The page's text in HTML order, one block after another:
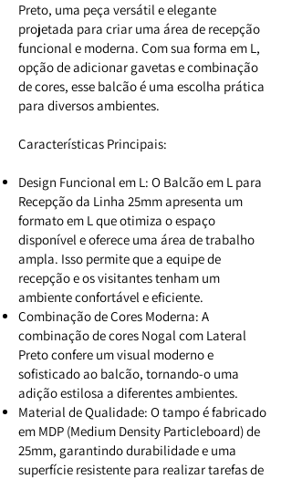
Preto, uma peça versátil e elegante
projetada para criar uma área de recepção
funcional e moderna. Com sua forma em L,
opção de adicionar gavetas e combinação
de cores, esse balcão é uma escolha prática
para diversos ambientes.
Características Principais:
Design Funcional em L: O Balcão em L para
Recepção da Linha 25mm apresenta um
formato em L que otimiza o espaço
disponível e oferece uma área de trabalho
ampla. Isso permite que a equipe de
recepção e os visitantes tenham um
ambiente confortável e eficiente.
Combinação de Cores Moderna: A
combinação de cores Nogal com Lateral
Preto confere um visual moderno e
sofisticado ao balcão, tornando-o uma
adição estilosa a diferentes ambientes.
Material de Qualidade: O tampo é fabricado
em MDP (Medium Density Particleboard) de
25mm, garantindo durabilidade e uma
superfície resistente para realizar tarefas de